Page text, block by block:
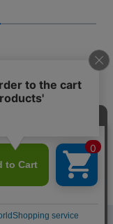
合わせ
rights reserved.